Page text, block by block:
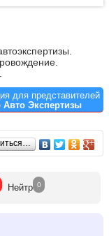
для представителей
Авто Экспертизы
Нейтр 0